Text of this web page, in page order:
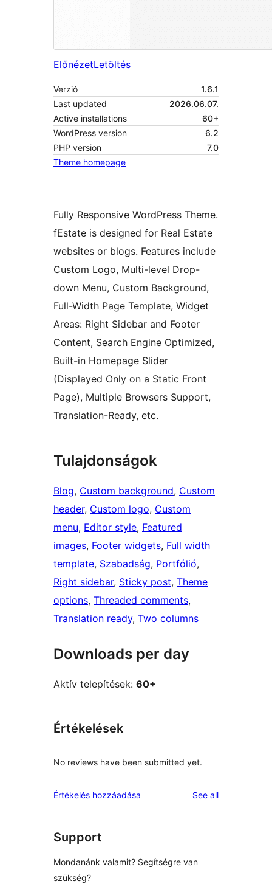
ElőnézetLetöltés
Verzió
1.6.1
Last updated
2026.06.07.
Active installations
60+
WordPress version
6.2
PHP version
7.0
Theme homepage
Fully Responsive WordPress Theme.
fEstate is designed for Real Estate
websites or blogs. Features include
Custom Logo, Multi-level Drop-
down Menu, Custom Background,
Full-Width Page Template, Widget
Areas: Right Sidebar and Footer
Content, Search Engine Optimized,
Built-in Homepage Slider
(Displayed Only on a Static Front
Page), Multiple Browsers Support,
Translation-Ready, etc.
Tulajdonságok
Blog, Custom background, Custom
header, Custom logo, Custom
menu, Editor style, Featured
images, Footer widgets, Full width
template, Szabadság, Portfólió
Right sidebar, Sticky post, Theme
options, Threaded comments
Translation ready, Two columns
Downloads per day
Aktív telepítések: 60+
Értékelések
No reviews have been submitted yet.
Értékelés hozzáadása See allreviews
Support
Mondanánk valamit? Segítségre van
szükség?